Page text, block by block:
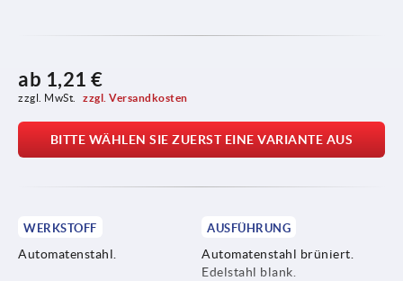
ab 1,21 €
zzgl. MwSt. zzgl. Versandkosten
BITTE WÄHLEN SIE ZUERST EINE VARIANTE AUS
WERKSTOFF
Automatenstahl.
AUSFÜHRUNG
Automatenstahl brüniert.
Edelstahl blank.